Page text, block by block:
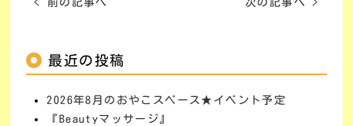
< 前の記事へ 次の記事へ >
最近の投稿
2026年8月のおやこスペース★イベント予定
『Beautyマッサージ』